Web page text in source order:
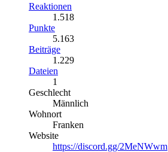
Reaktionen
1.518
Punkte
5.163
Beiträge
1.229
Dateien
1
Geschlecht
Männlich
Wohnort
Franken
Website
https://discord.gg/2MeNWwm